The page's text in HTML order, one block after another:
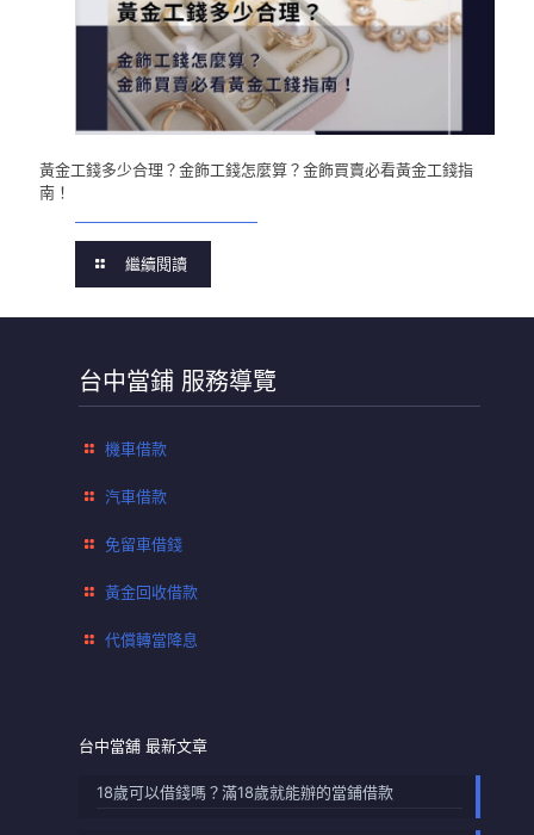
黃金工錢多少合理？金飾工錢怎麼算？金飾買賣必看黃金工錢指
南！
繼續閱讀
台中當鋪 服務導覽
機車借款
汽車借款
免留車借錢
黃金回收借款
代償轉當降息
台中當舖 最新文章
18歲可以借錢嗎？滿18歲就能辦的當鋪借款